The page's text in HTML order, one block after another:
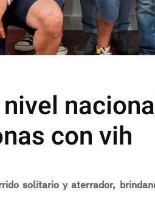
con vih
solitario y aterrador,